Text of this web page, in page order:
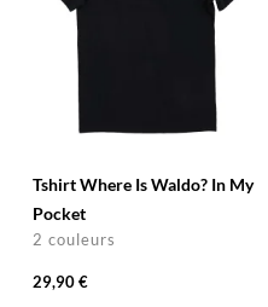
Tshirt Where Is Waldo? In My
Pocket
2 couleurs
29,90 €